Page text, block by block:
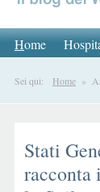
Home
Sei qui: Home »
Stati
racconta